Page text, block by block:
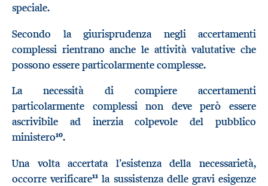
speciale.
Secondo la giurisprudenza negli accertamenti
complessi rientrano anche le attività valutative che
possono essere particolarmente complesse.
La necessità di compiere accertamenti
particolarmente complessi non deve però essere
ascrivibile ad inerzia colpevole del pubblico
ministero10.
Una volta accertata l’esistenza della necessarietà,
occorre verificare11 la sussistenza delle gravi esigenze